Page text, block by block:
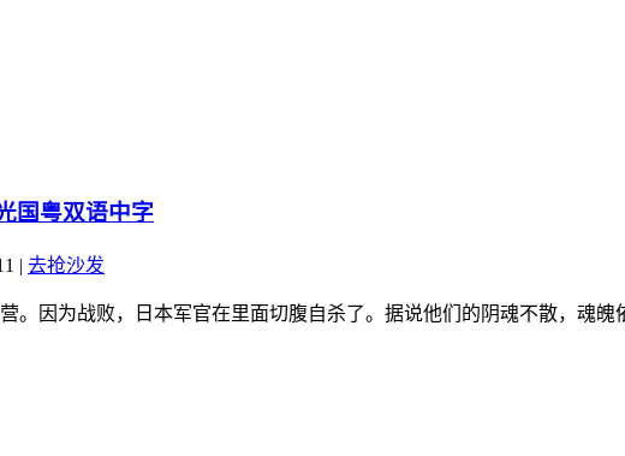
国粤双语中字
| 去抢沙发
。因为战败，日本军官在里面切腹自杀了。据说他们的阴魂不散，魂